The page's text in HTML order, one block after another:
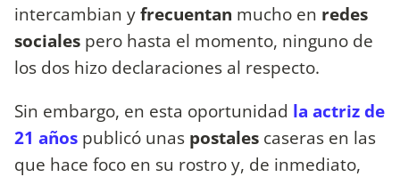
intercambian yfrecuentan mucho en redes
sociales pero hasta el momento, ninguno de
los dos hizo declaraciones al respecto.
Sin embargo, en esta oportunidad la actriz de
21 años publicó unas postales caseras en las
que hace foco en su rostro y, de inmediato,